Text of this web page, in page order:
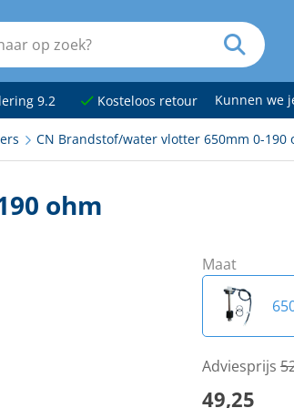
9.2 Kosteloos retour Kunnen we
CN Brandstof/water vlotter 650mm 0-190
ohm
Maat
Adviesprijs
49,25